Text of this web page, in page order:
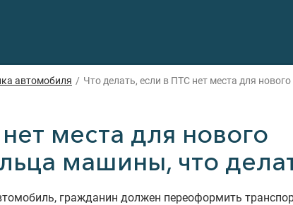
автомобиля / Что делать, если в ПТС нет места для нового
места для нового
машины, что
гражданин должен переоформить